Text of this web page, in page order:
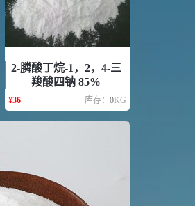
2-膦酸丁烷-1，2，4-三
羧酸四钠 85%
¥36 库存： 0KG